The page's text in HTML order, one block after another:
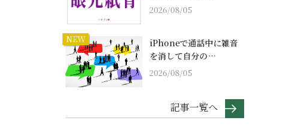
2026/08/05
NEW
iPhoneで通話中に雑音
を消して自分の…
2026/08/05
記事一覧へ